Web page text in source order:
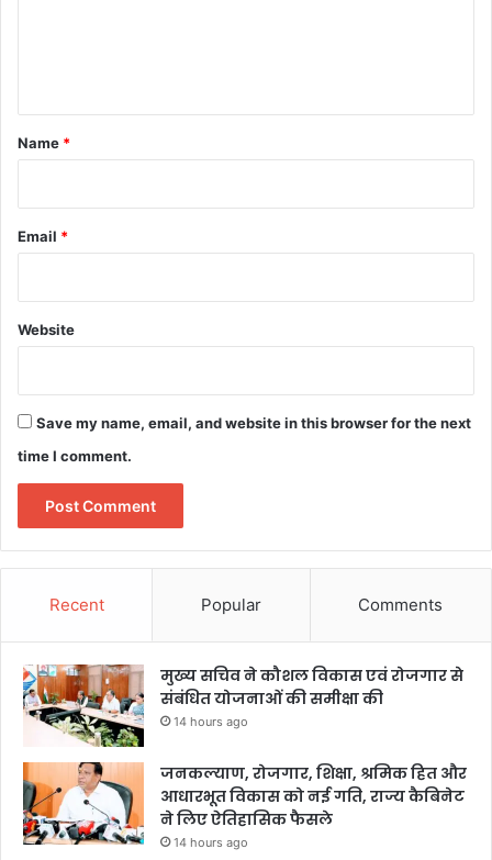
*
Name *
Email *
Website
Save my name, email, and website in this browser for the next
time I comment.
Recent Popular Comments
मुख्य सचिव ने कौशल विकास एवं रोजगार से
संबंधित योजनाओं की समीक्षा की
14 hours ago
जनकल्याण, रोजगार, शिक्षा, श्रमिक हित और
आधारभूत विकास को नई गति, राज्य कैबिनेट
ने लिए ऐतिहासिक फैसले
14 hours ago